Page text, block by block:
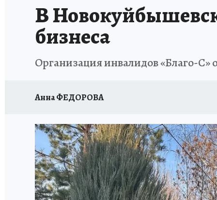
НОВЫЙ ГОД В САМАРЕ КП В МАХ
КУЙБЫШЕВ - ФРОНТУ
ЗАПОВЕДНАЯ РОССИЯ СЧАСТЬЕ В СЕМЬЕ
В
бизнеса
Организация инвалидов «Благо-С»
Анна ФЕДОРОВА